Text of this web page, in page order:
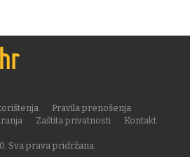
Sva prava pridržana.
Pravila prenošenja
Zaštita privatnosti
Kontakt